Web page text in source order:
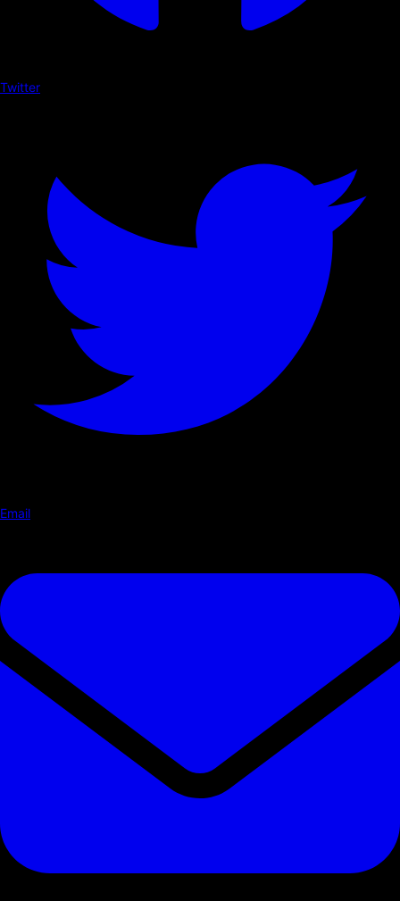
Twitter
Email